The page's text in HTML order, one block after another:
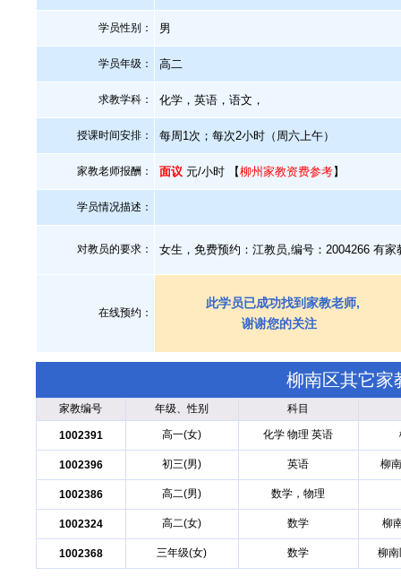
学员性别： 男
学员年级： 高二
求教学科： 化学，英语，语文，
授课时间安排： 每周1次；每次2小时（周六上午）
家教老师报酬： 面议 元/小时 【柳州家教资费参考】
学员情况描述：
对教员的要求： 女生，免费预约：江教员,编号：2004266 有
在线预约：
此学员已成功找到家教老师,
谢谢您的关注
柳南区其它家
家教编号 年级、性别 科目
1002391 高一(女) 化学 物理 英语
1002396 初三(男) 英语 柳
1002386 高二(男) 数学，物理
1002324 高二(女) 数学 柳
1002368 三年级(女) 数学 柳